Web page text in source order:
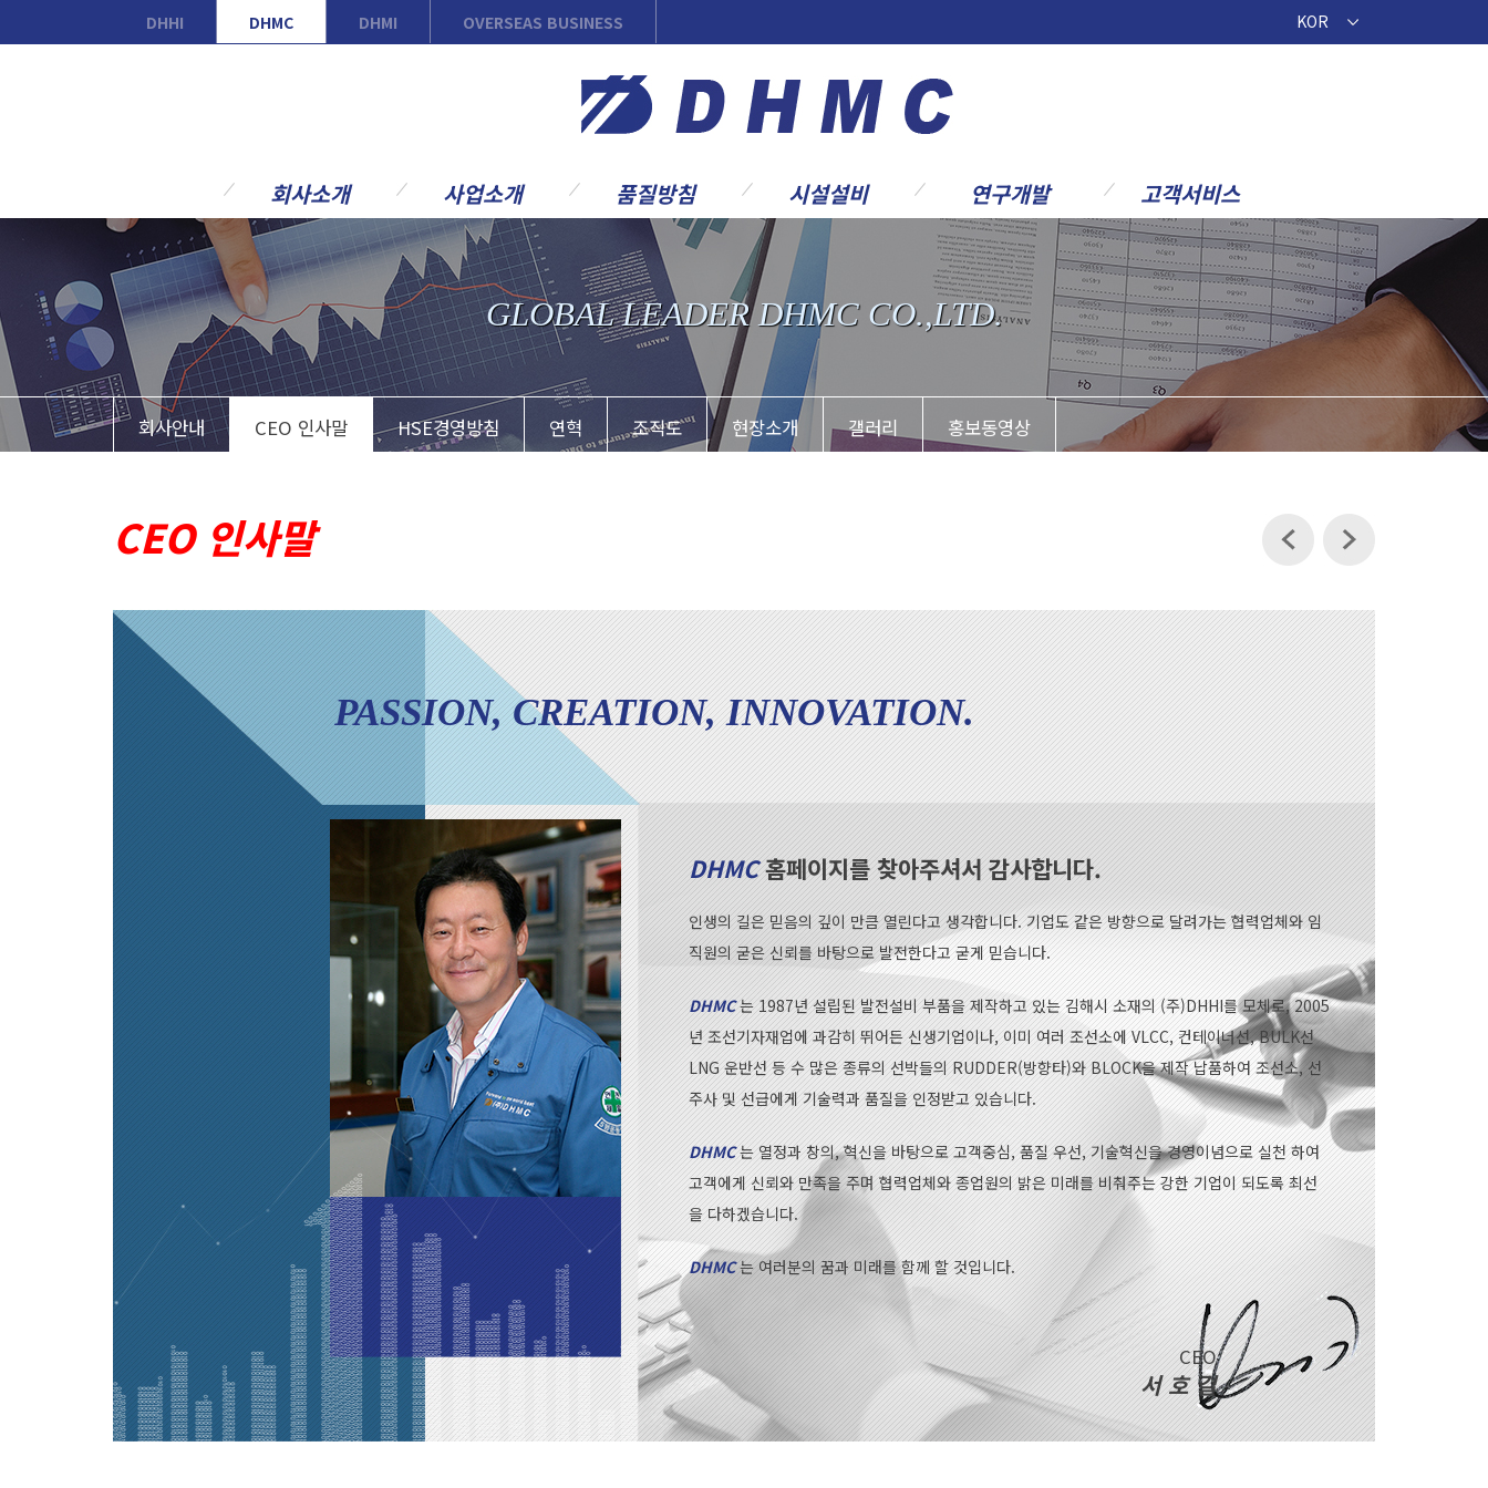
DHHI DHMC DHMI OVERSEAS BUSINESS KOR
회사소개
회사안내
CEO 인사말
HSE경영방침
연혁
조직도
현장소개
사업소개
사업개요
조선기자재사업
주요고객
주요 사업실적
NRC 사업부
품질방침
품질방침
품질조직
인증서
시설설비
본사 및 공장안내
주요시설/설비
주요 작업 프로세스
운송능력
연구개발
기술개발 조직소개
Full Spade 연구개발
Retrofit 핵심기술개발
MW급 부유식 해상풍력개
고객서비스
공지사항
문의요청
제안요청
GLOBAL LEADER DHMC CO.,LTD.
회사안내 CEO 인사말 HSE경영방침 연혁 조직도 현장소개 갤러리 홍보동영상
CEO 인사말
PASSION, CREATION, INNOVATION.
DHMC홈페이지를 찾아주셔서 감사합니다.
인생의 길은 믿음의 깊이 만큼 열린다고 생각합니다. 기업도 같은 방향으로 달려가는 협력업체와 임
직원의 굳은 신뢰를 바탕으로 발전한다고 굳게 믿습니다.
DHMC는 1987년 설립된 발전설비 부품을 제작하고 있는 김해시 소재의 (주)DHHI를 모체로, 2005
년 조선기자재업에 과감히 뛰어든 신생기업이나, 이미 여러 조선소에 VLCC, 컨테이너선, BULK선
LNG 운반선 등 수 많은 종류의 선박들의 RUDDER(방향타)와 BLOCK을 제작 납품하여 조선소, 선
주사 및 선급에게 기술력과 품질을 인정받고 있습니다.
DHMC는 열정과 창의, 혁신을 바탕으로 고객중심, 품질 우선, 기술혁신을 경영이념으로 실천 하여
고객에게 신뢰와 만족을 주며 협력업체와 종업원의 밝은 미래를 비춰주는 강한 기업이 되도록 최선
을 다하겠습니다.
DHMC는 여러분의 꿈과 미래를 함께 할 것입니다.
CEO
서 호 길